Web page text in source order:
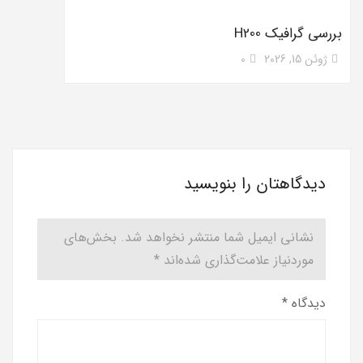
بررسی گرافیک H200
ژوئن 15, 2026 0
دیدگاهتان را بنویسید
نشانی ایمیل شما منتشر نخواهد شد. بخش‌های
موردنیاز علامت‌گذاری شده‌اند *
دیدگاه *